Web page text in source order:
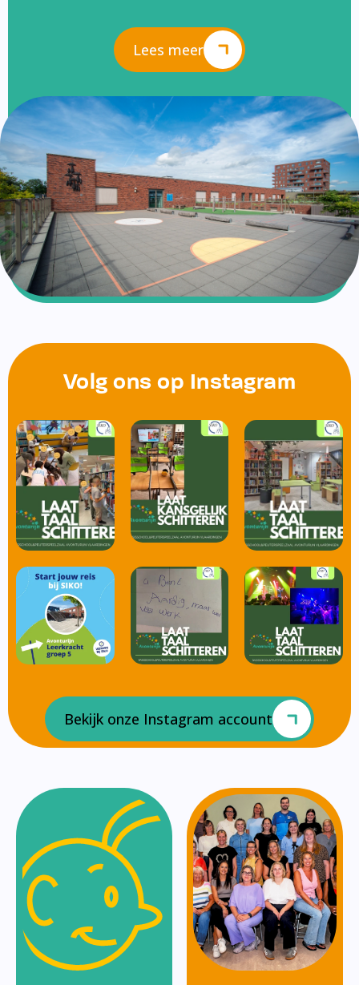
Lees meer
Volg ons op Instagram
Bekijk onze Instagram account